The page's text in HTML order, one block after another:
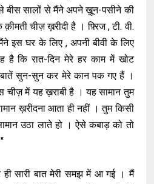
बीस सालों से मैंने अपने ख़ून-पसीने की
चीज़ ख़रीदी है । फ़्रिज , टी. वी.
इस घर के लिए , अपनी बीवी के लिए
है कि रात-दिन मेरे हर काम में खोट
सुन-सुन कर मेरे कान पक गए हैं ।
चीज़ में यह ख़राबी है । यह सामान तुम
ख़रीदना आता ही नहीं । तुम किसी
उठा लाते हो । ऐसे कबाड़ को तो
बात मेरी समझ में आ गई । मैं